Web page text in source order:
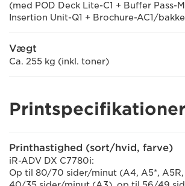
(med POD Deck Lite-C1 + Buffer Pass-
Insertion Unit-Q1 + Brochure-AC1/
Vægt
Ca. 255 kg (inkl. toner)
Printspecifikationer
Printhastighed (sort/hvid, farve)
iR-ADV DX C7780i:
Op til 80/70 sider/minut (A4, A5*, A5R,